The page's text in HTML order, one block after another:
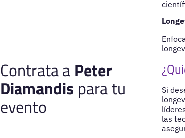
Contrata aPeter
Diamandis para tu
evento
Si
las